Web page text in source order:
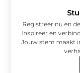
Registreer nu en
Inspireer en
Jouw stem maakt